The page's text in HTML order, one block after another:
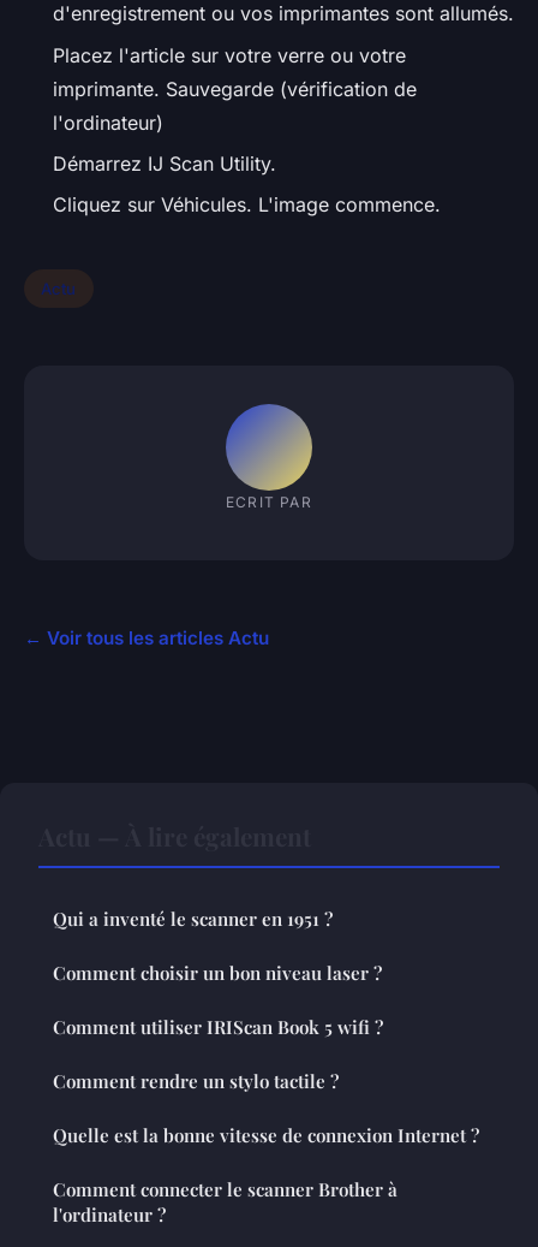
d'enregistrement ou vos imprimantes sont allumés.
Placez l'article sur votre verre ou votre
imprimante. Sauvegarde (vérification de
l'ordinateur)
Démarrez IJ Scan Utility.
Cliquez sur Véhicules. L'image commence.
Actu
ECRIT PAR
← Voir tous les articles Actu
Qui a inventé le scanner en 1951 ?
Comment choisir un bon niveau laser ?
Comment utiliser IRIScan Book 5 wifi ?
Comment rendre un stylo tactile ?
Quelle est la bonne vitesse de connexion Internet ?
Comment connecter le scanner Brother à
l'ordinateur ?